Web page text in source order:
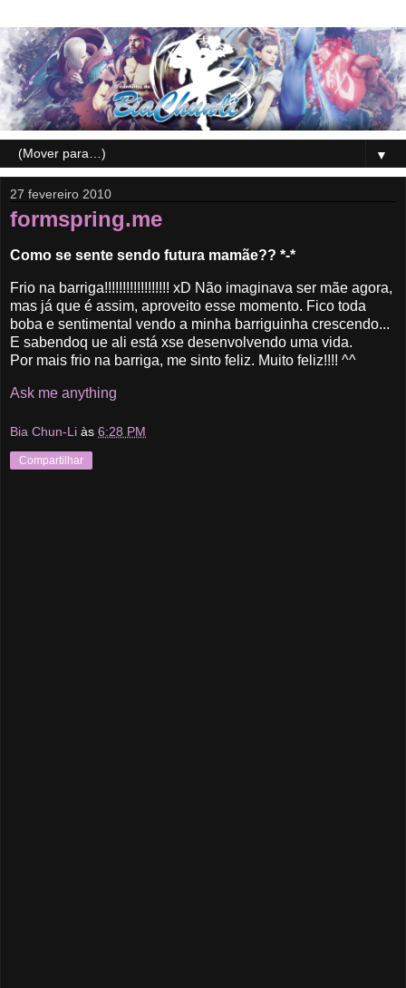
▼
27 fevereiro 2010
formspring.me
Como se sente sendo futura mamãe?? *-*
Frio na barriga!!!!!!!!!!!!!!!!!! xD Não imaginava ser mãe agora,
mas já que é assim, aproveito esse momento. Fico toda
boba e sentimental vendo a minha barriguinha crescendo...
E sabendoq ue ali está xse desenvolvendo uma vida.
Por mais frio na barriga, me sinto feliz. Muito feliz!!!! ^^
Ask me anything
Bia Chun-Li às 6:28 PM
Compartilhar